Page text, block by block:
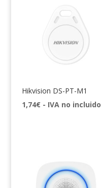
Hikvision DS-PT-M1
1,74€ - IVA no incluido